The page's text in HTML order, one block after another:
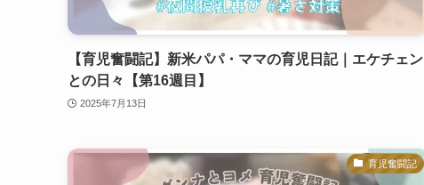
【育児奮闘記】新米パパ・ママの育児日記｜エケチェン
との日々【第16週目】
2025年7月13日
育児奮闘記